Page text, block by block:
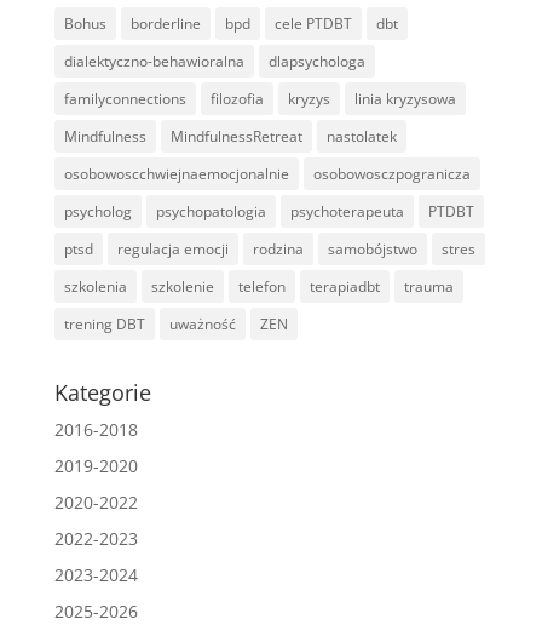
Bohus borderline bpd cele PTDBT
dbt
dialektyczno-behawioralna
dlapsychologa
familyconnections
filozofia kryzys
linia kryzysowa
Mindfulness
MindfulnessRetreat
nastolatek
osobowoscchwiejnaemocjonalnie
osobowosczpogranicza
psycholog
psychopatologia psychoterapeuta
PTDBT
ptsd
regulacja emocji rodzina samobójstwo
stres
szkolenia
szkolenie telefon terapiadbt
trauma
trening DBT
uważność ZEN
Kategorie
2016-2018
2019-2020
2020-2022
2022-2023
2023-2024
2025-2026